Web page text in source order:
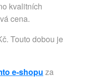
kvalitních
cena.
Touto dobou je
e-shopu za